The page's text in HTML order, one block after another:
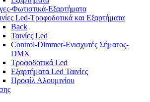
Φωτιστικά-Εξαρτήματα
Led-Τροφοδοτικά και Εξαρτήματα
Back
Ταινίες Led
Control-Dimmer-Ενισχυτές Σήματος-
DMX
Τροφοδοτικά Led
Εξαρτήματα Led Ταινίες
Προφίλ Αλουμινίου